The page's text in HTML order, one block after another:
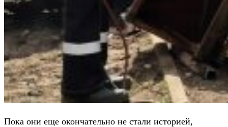
Пока они еще окончательно не стали историей,